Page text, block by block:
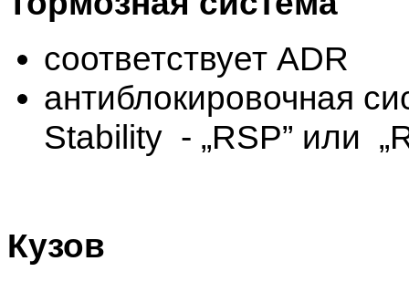
соответствует ADR
антиблокировочная
Stability - „RSP” или
Кузов